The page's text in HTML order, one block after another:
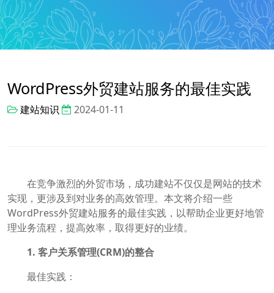
WordPress外贸建站服务的最佳实践
建站知识 2024-01-11
在竞争激烈的外贸市场，成功建站不仅仅是网站的技术
实现，更涉及到对业务的高效管理。本文将介绍一些
WordPress外贸建站服务的最佳实践，以帮助企业更好地管
理业务流程，提高效率，取得更好的业绩。
1. 客户关系管理(CRM)的整合
最佳实践：